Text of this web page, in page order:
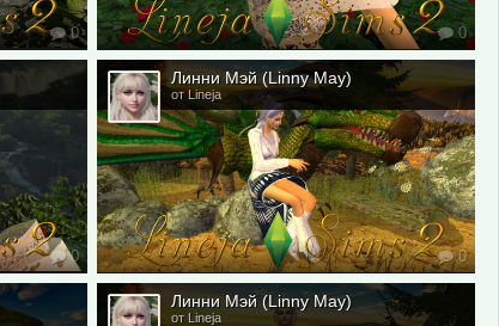
0 0
0
Линни Мэй (Linny May)
от Lineja
0
Линни Мэй (Linny May)
от Lineja